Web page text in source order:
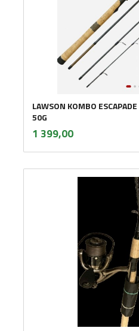
LAWSON KOMBO
50G
Pris
1 399,00mva.